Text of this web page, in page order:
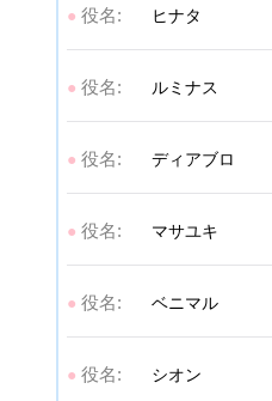
● 役名: ヒナタ
● 役名: ルミナス
● 役名: ディアブロ
● 役名: マサユキ
● 役名: ベニマル
● 役名: シオン